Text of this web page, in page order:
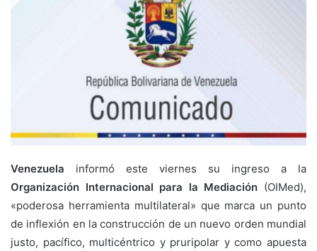
Venezuela informó este viernes su ingreso a la
Organización Internacional para la Mediación (OIMed),
«poderosa herramienta multilateral» que marca un punto
de inflexión en la construcción de un nuevo orden mundial
justo, pacífico, multicéntrico y pruripolar y como apuesta